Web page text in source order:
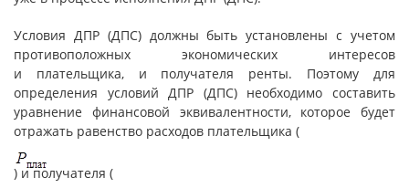
Условия ДПР (ДПС) должны быть установлены с учетом
противоположных экономических интересов
и плательщика, и получателя ренты. Поэтому для
определения условий ДПР (ДПС) необходимо составить
уравнение финансовой эквивалентности, которое будет
отражать равенство расходов плательщика (
) и получателя (